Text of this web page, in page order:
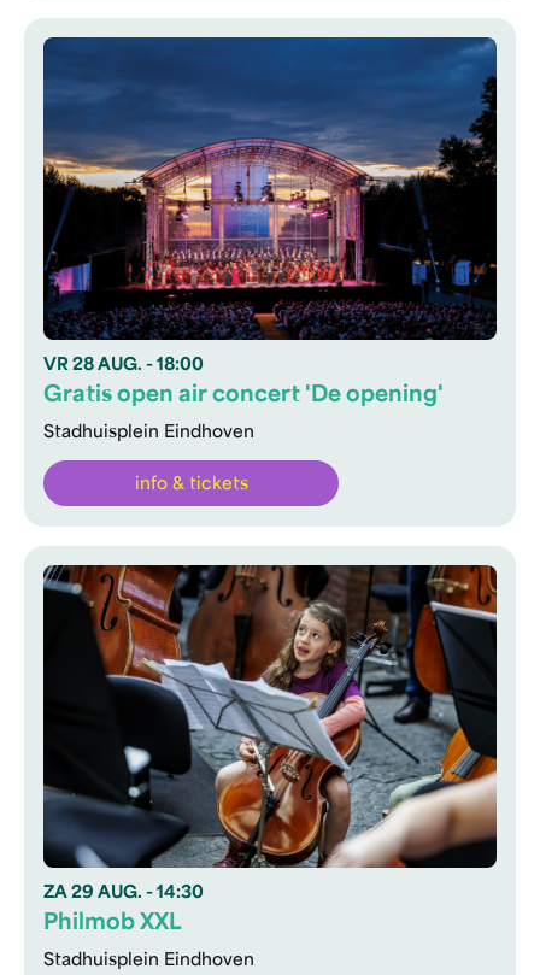
VR 28 AUG. - 18:00
Stadhuisplein Eindhoven
Gratis open air concert 'De opening'
info & tickets
ZA 29 AUG. - 14:30
Stadhuisplein Eindhoven
Philmob XXL